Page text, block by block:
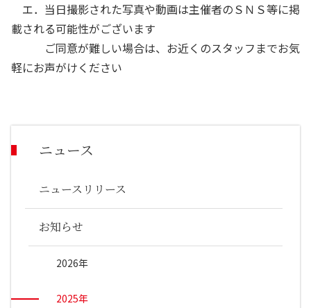
エ．当日撮影された写真や動画は主催者のＳＮＳ等に掲
載される可能性がございます
ご同意が難しい場合は、お近くのスタッフまでお気
軽にお声がけください
ニュース
ニュースリリース
お知らせ
2026年
2025年